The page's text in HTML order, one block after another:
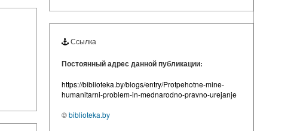
Ссылка
Постоянный адрес данной публикации:
https://biblioteka.by/blogs/entry/Protpehotne-mine-
humanitarni-problem-in-mednarodno-pravno-urejanje
©biblioteka.by